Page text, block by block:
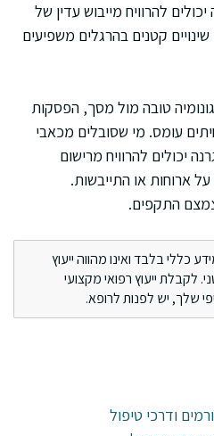
להרוויח מייבוש עדין של
קטנים בהרגלים משפיעים
טובה מול מסך, הפסקות
עומס. מי שסובלים מכאבי
יכולים להרוויח מרישום
ארוחות או התייבשות.
התקפים.
כללי בלבד ואינו מהווה ייעוץ
לקבלת ייעוץ רפואי מקצועי
שלך, יש לפנות לרופא.
ודרכי טיפול